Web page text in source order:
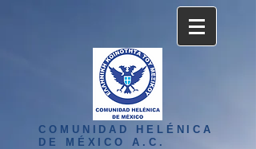
COMUNIDAD HELÉNICA
DE MÉXICO A.C.